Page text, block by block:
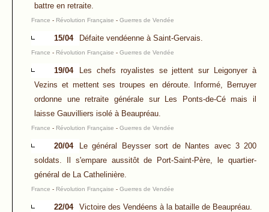
battre en retraite.
France - Révolution Française - Guerres de Vendée
15/04 Défaite vendéenne à Saint-Gervais.
France - Révolution Française - Guerres de Vendée
19/04
Les chefs royalistes se jettent sur Leigonyer à
Vezins et mettent ses troupes en déroute. Informé, Berruyer
ordonne une retraite générale sur Les Ponts-de-Cé mais il
laisse Gauvilliers isolé à Beaupréau.
France - Révolution Française - Guerres de Vendée
20/04
Le général Beysser sort de Nantes avec 3 200
soldats. Il s'empare aussitôt de Port-Saint-Père, le quartier-
général de La Cathelinière.
France - Révolution Française - Guerres de Vendée
22/04 Victoire des Vendéens à la bataille de Beaupréau.